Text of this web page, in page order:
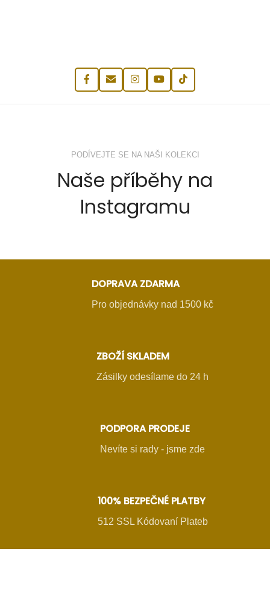
PODÍVEJTE SE NA NAŠI KOLEKCI
Naše příběhy na
Instagramu
DOPRAVA ZDARMA
Pro objednávky nad 1500 kč
ZBOŽÍ SKLADEM
Zásilky odesílame do 24 h
PODPORA PRODEJE
Nevíte si rady - jsme zde
100% BEZPEČNÉ PLATBY
512 SSL Kódovaní Plateb